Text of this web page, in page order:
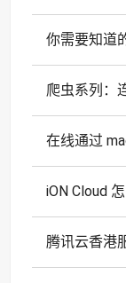
你需要知道
爬虫系列：
在线通过
iON Cloud
腾讯云香港